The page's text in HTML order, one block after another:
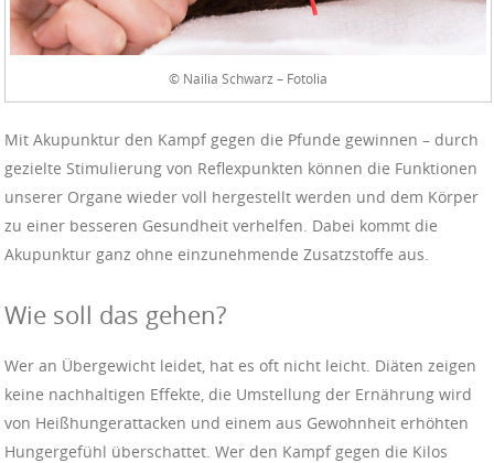
© Nailia Schwarz – Fotolia
Mit Akupunktur den Kampf gegen die Pfunde gewinnen – durch
gezielte Stimulierung von Reflexpunkten können die Funktionen
unserer Organe wieder voll hergestellt werden und dem Körper
zu einer besseren Gesundheit verhelfen. Dabei kommt die
Akupunktur ganz ohne einzunehmende Zusatzstoffe aus.
Wie soll das gehen?
Wer an Übergewicht leidet, hat es oft nicht leicht. Diäten zeigen
keine nachhaltigen Effekte, die Umstellung der Ernährung wird
von Heißhungerattacken und einem aus Gewohnheit erhöhten
Hungergefühl überschattet. Wer den Kampf gegen die Kilos